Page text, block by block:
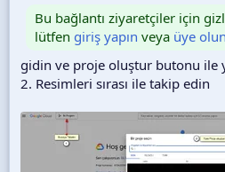
Bu bağlantı ziyaretçiler için
lütfen giriş yapın veya üye olun
gidin ve proje oluştur butonu ile
2. Resimleri sırası ile takip edin